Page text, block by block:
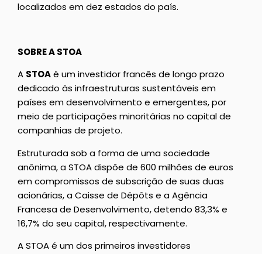
localizados em dez estados do país.
SOBRE A STOA
A STOAé um investidor francês de longo prazo
dedicado às infraestruturas sustentáveis em
países em desenvolvimento e emergentes, por
meio de participações minoritárias no capital de
companhias de projeto.
Estruturada sob a forma de uma sociedade
anônima, a STOA dispõe de 600 milhões de euros
em compromissos de subscrição de suas duas
acionárias, a Caisse de Dépôts e a Agência
Francesa de Desenvolvimento, detendo 83,3% e
16,7% do seu capital, respectivamente.
A STOA é um dos primeiros investidores